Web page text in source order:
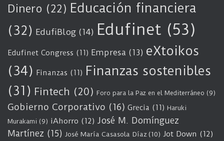
Dinero (22) Educación financiera
(32) EdufiBlog (14) Edufinet (53)
Edufinet Congress (11) Empresa (13) eXtoikos
(34) Finanzas (11) Finanzas sostenibles
(31) Fintech (20) Foro para la Paz en el Mediterráneo (9)
Gobierno Corporativo (16) Grecia (11) Haruki
Murakami (9) iAhorro (12) José M. Domínguez
Martínez (15) José María Casasola Díaz (10) Jot Down (12)